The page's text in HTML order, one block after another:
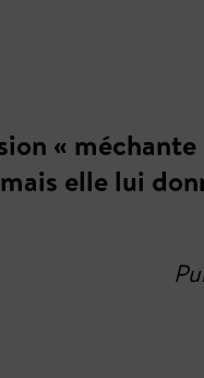
« méchante
elle lui